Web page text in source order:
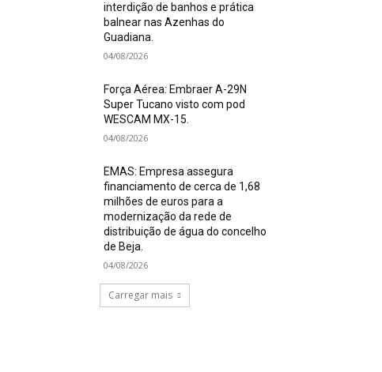
interdição de banhos e prática
balnear nas Azenhas do
Guadiana.
04/08/2026
Força Aérea: Embraer A-29N
Super Tucano visto com pod
WESCAM MX-15.
04/08/2026
EMAS: Empresa assegura
financiamento de cerca de 1,68
milhões de euros para a
modernização da rede de
distribuição de água do concelho
de Beja.
04/08/2026
Carregar mais